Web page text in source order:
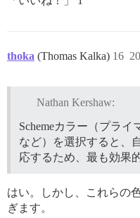
thoka (Thomas Kalka) 16
Nathan Kershaw:
Schemeカラー（プラ
など）を選択すると、
応するため、最も効果
はい。しかし、これらの
ぎます。